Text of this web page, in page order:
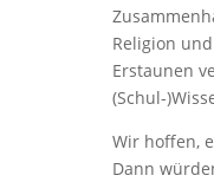
Religion
Erstaunen
(Schul-
Wir hoffen,
Dann